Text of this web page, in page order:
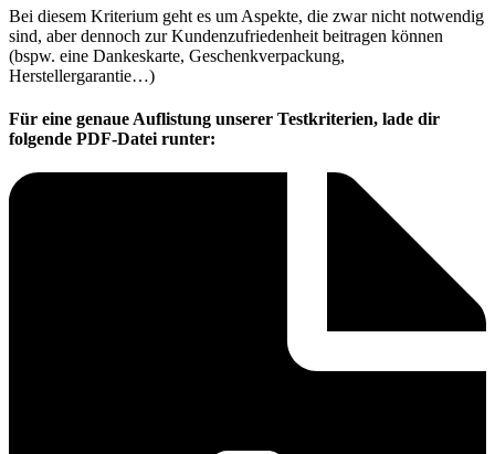
Bei diesem Kriterium geht es um Aspekte, die zwar nicht notwendig
sind, aber dennoch zur Kundenzufriedenheit beitragen können
(bspw. eine Dankeskarte, Geschenkverpackung,
Herstellergarantie…)
Für eine genaue Auflistung unserer Testkriterien, lade dir
folgende PDF-Datei runter: